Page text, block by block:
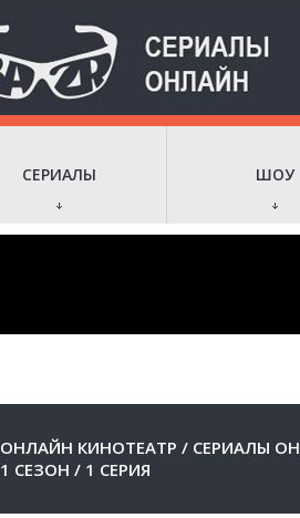
СЕРИАЛЫ ШОУ
ОНЛАЙН КИНОТЕАТР / СЕРИАЛЫ
1 СЕЗОН / 1 СЕРИЯ